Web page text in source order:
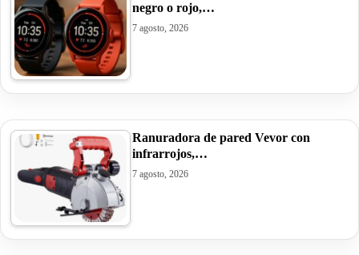
negro o rojo,…
7 agosto, 2026
Ranuradora de pared Vevor con
infrarrojos,…
7 agosto, 2026